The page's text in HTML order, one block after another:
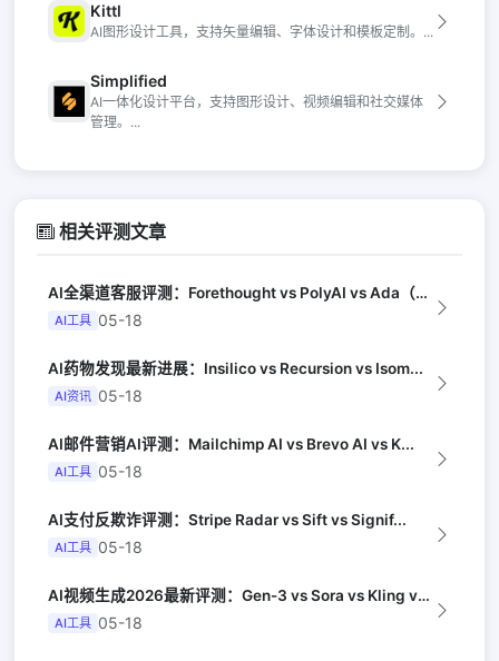
Kittl
AI图形设计工具，支持矢量编辑、字体设计和模板定制。...
Simplified
AI一体化设计平台，支持图形设计、视频编辑和社交媒体
管理。...
相关评测文章
AI全渠道客服评测：Forethought vs PolyAI vs Ada（G...
AI工具 05-18
AI药物发现最新进展：Insilico vs Recursion vs Isom...
AI资讯 05-18
AI邮件营销AI评测：Mailchimp AI vs Brevo AI vs K...
AI工具 05-18
AI支付反欺诈评测：Stripe Radar vs Sift vs Signif...
AI工具 05-18
AI视频生成2026最新评测：Gen-3 vs Sora vs Kling vs...
AI工具 05-18